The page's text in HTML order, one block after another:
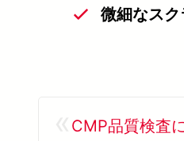
微細なス
CMP品質検査